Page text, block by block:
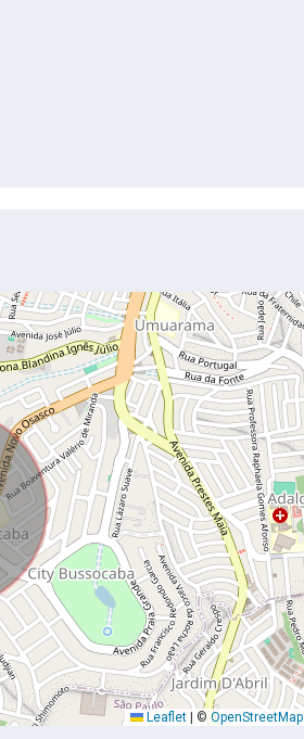
Leaflet © OpenStreetMap